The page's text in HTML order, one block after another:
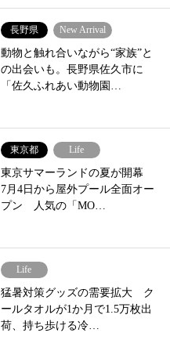
長野県 New Arrival
動物と触れ合いながら“家族”と
の出会いも。長野県佐久市に
「佐久ふれあい動物園…
東京都 Life
東京サマーランドの夏が開幕
7月4日から屋外プール全面オー
プン 人気の「MO…
Life
猛暑対策グッズの需要拡大 ク
ールタオルが1か月で1.5万枚出
荷、持ち歩ける冷…